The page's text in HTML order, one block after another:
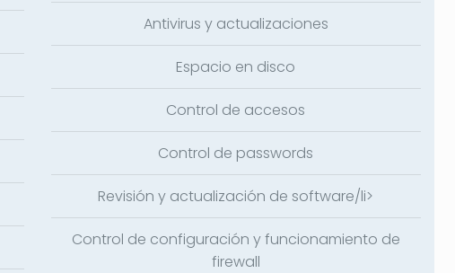
Antivirus y actualizaciones
Espacio en disco
Control de accesos
Control de passwords
Revisión y actualización de software/li>
Control de configuración y funcionamiento de
firewall